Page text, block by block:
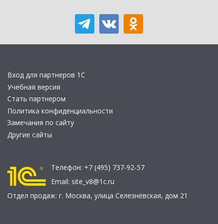
Вход для партнеров 1С
Учебная версия
Стать партнером
Политика конфиденциальности
Замечания по сайту
Другие сайты
Телефон: +7 (495) 737-92-57
Email: site_v8@1c.ru
Отдел продаж: г. Москва, улица Селезнёвская, дом 21